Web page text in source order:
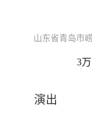
山东省青岛市
3万
演出